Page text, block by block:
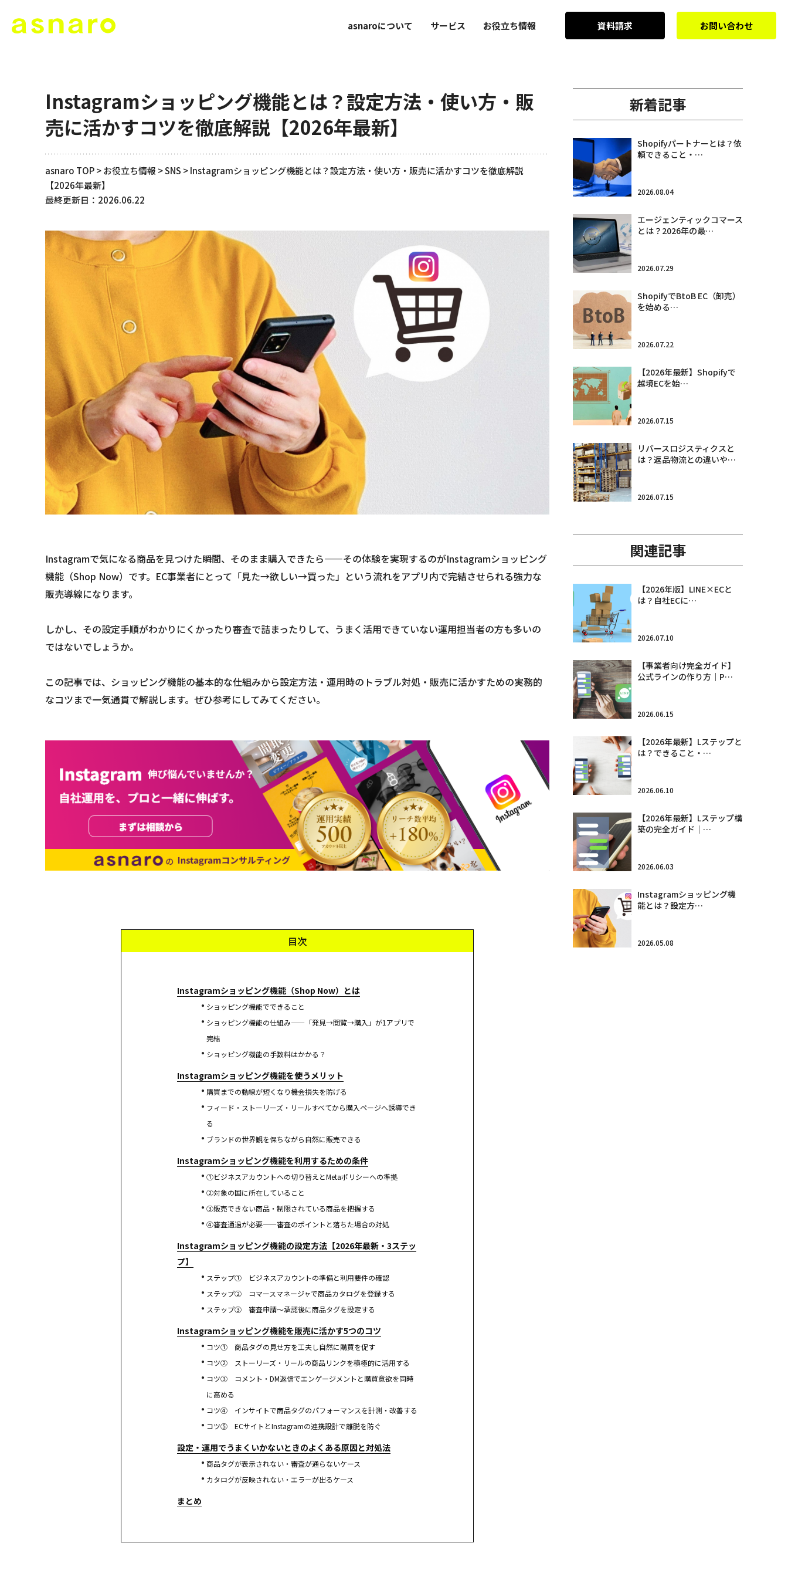
asnaroについて サービス お役立ち情報 資料請求 お問い合わせ
Instagramショッピング機能とは？設定方法・使い方・販
売に活かすコツを徹底解説【2026年最新】
asnaro TOP>お役立ち情報 >SNS >Instagramショッピング機能とは？設定方法・使い方・販売に活かすコツを徹底解説
【2026年最新】
最終更新日：2026.06.22
Instagramで気になる商品を見つけた瞬間、そのまま購入できたら——その体験を実現するのがInstagramショッピング
機能（Shop Now）です。EC事業者にとって「見た→欲しい→買った」という流れをアプリ内で完結させられる強力な
販売導線になります。
しかし、その設定手順がわかりにくかったり審査で詰まったりして、うまく活用できていない運用担当者の方も多いの
ではないでしょうか。
この記事では、ショッピング機能の基本的な仕組みから設定方法・運用時のトラブル対処・販売に活かすための実務的
なコツまで一気通貫で解説します。ぜひ参考にしてみてください。
目次
Instagramショッピング機能（Shop Now）とは
ショッピング機能でできること
ショッピング機能の仕組み——「発見→閲覧→購入」が1アプリで
完結
ショッピング機能の手数料はかかる？
Instagramショッピング機能を使うメリット
購買までの動線が短くなり機会損失を防げる
フィード・ストーリーズ・リールすべてから購入ページへ誘導でき
る
ブランドの世界観を保ちながら自然に販売できる
Instagramショッピング機能を利用するための条件
①ビジネスアカウントへの切り替えとMetaポリシーへの準拠
②対象の国に所在していること
③販売できない商品・制限されている商品を把握する
④審査通過が必要——審査のポイントと落ちた場合の対処
Instagramショッピング機能の設定方法【2026年最新・3ステッ
プ】
ステップ① ビジネスアカウントの準備と利用要件の確認
ステップ② コマースマネージャで商品カタログを登録する
ステップ③ 審査申請〜承認後に商品タグを設定する
Instagramショッピング機能を販売に活かす5つのコツ
コツ① 商品タグの見せ方を工夫し自然に購買を促す
コツ② ストーリーズ・リールの商品リンクを積極的に活用する
コツ③ コメント・DM返信でエンゲージメントと購買意欲を同時
に高める
コツ④ インサイトで商品タグのパフォーマンスを計測・改善する
コツ⑤ ECサイトとInstagramの連携設計で離脱を防ぐ
設定・運用でうまくいかないときのよくある原因と対処法
商品タグが表示されない・審査が通らないケース
カタログが反映されない・エラーが出るケース
まとめ
新着記事
Shopifyパートナーとは？依
頼できること・…
2026.08.04
エージェンティックコマース
とは？2026年の最…
2026.07.29
ShopifyでBtoB EC（卸売）
を始める…
2026.07.22
【2026年最新】Shopifyで
越境ECを始…
2026.07.15
リバースロジスティクスと
は？返品物流との違いや…
2026.07.15
関連記事
【2026年版】LINE×ECと
は？自社ECに…
2026.07.10
【事業者向け完全ガイド】
公式ラインの作り方｜P…
2026.06.15
【2026年最新】Lステップと
は？できること・…
2026.06.10
【2026年最新】Lステップ構
築の完全ガイド｜…
2026.06.03
Instagramショッピング機
能とは？設定方…
2026.05.08